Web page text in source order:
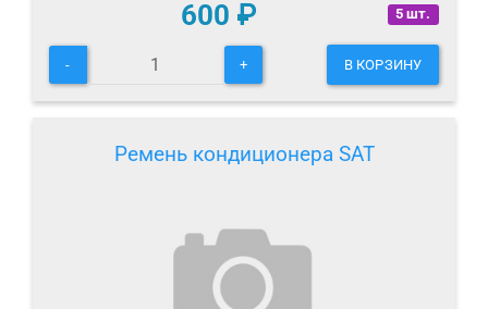
5 шт.
600 ₽
- + В КОРЗИНУ
Ремень кондиционера SAT